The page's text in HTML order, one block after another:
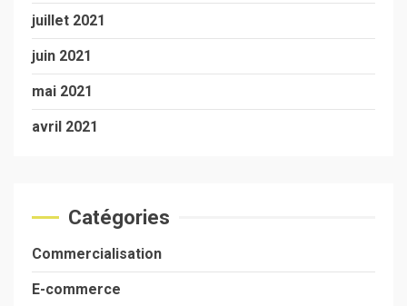
juillet 2021
juin 2021
mai 2021
avril 2021
Catégories
Commercialisation
E-commerce